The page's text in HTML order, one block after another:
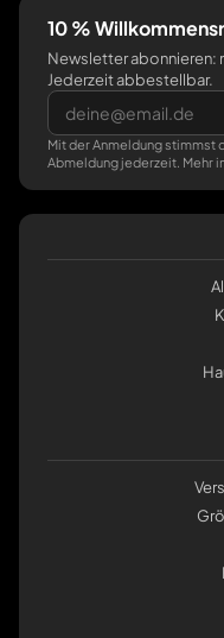
10 %
Newsletter abonnieren:
Jederzeit abbestellbar.
Mit der Anmeldung stimmst
Abmeldung jederzeit. Mehr